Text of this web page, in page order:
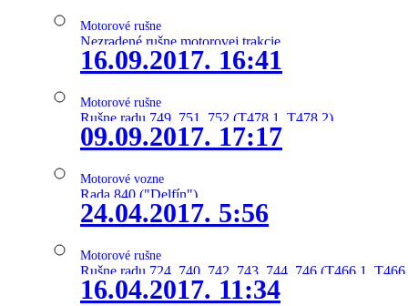
Motorové rušne
Nezradené rušne motorovej trakcie
16.09.2017. 16:41
Motorové rušne
Rušne radu 749, 751, 752 (T478.1, T478.2)
09.09.2017. 17:17
Motorové vozne
Rada 840 ("Delfín")
24.04.2017. 5:56
Motorové rušne
Rušne radu 724, 740, 742, 743, 744, 746 (T466.1,
16.04.2017. 11:34